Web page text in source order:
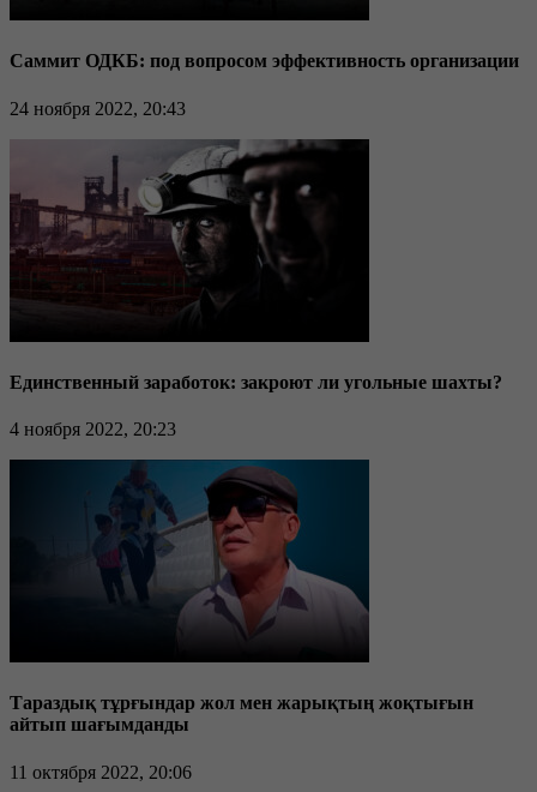
Саммит ОДКБ: под вопросом эффективность организации
24 ноября 2022, 20:43
Единственный заработок: закроют ли угольные шахты?
4 ноября 2022, 20:23
Тараздық тұрғындар жол мен жарықтың жоқтығын
айтып шағымданды
11 октября 2022, 20:06